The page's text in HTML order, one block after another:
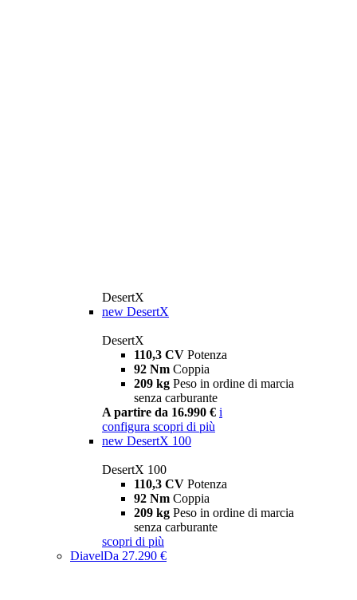
DesertX
new DesertX
DesertX
110,3 CV Potenza
92 Nm Coppia
209 kg Peso in ordine di marcia
senza carburante
A partire da 16.990 € i
configura scopri di più
new DesertX 100
DesertX 100
110,3 CV Potenza
92 Nm Coppia
209 kg Peso in ordine di marcia
senza carburante
scopri di più
DiavelDa 27.290 €